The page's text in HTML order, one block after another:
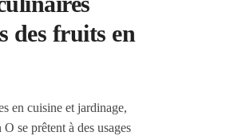
des fruits en
en cuisine et jardinage,
se prêtent à des usages